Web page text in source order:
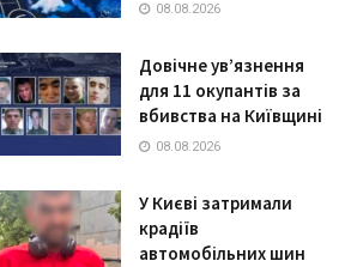
08.08.2026
Довічне ув’язнення
для 11 окупантів за
вбивства на Київщині
08.08.2026
У Києві затримали
крадіїв
автомобільних шин